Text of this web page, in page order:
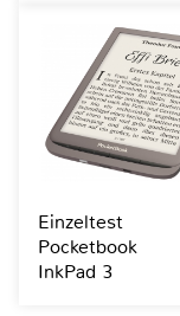
Einzeltest
Pocketbook
InkPad 3